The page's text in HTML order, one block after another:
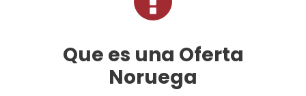
Que es una Oferta
Noruega